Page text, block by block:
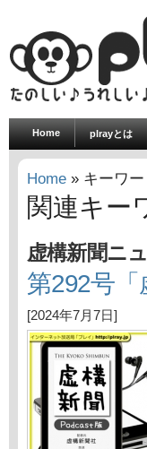
Home plrayとは
Home » キーワ
関連キー
虚構新聞ニ
第292号
[2024年7月7日]